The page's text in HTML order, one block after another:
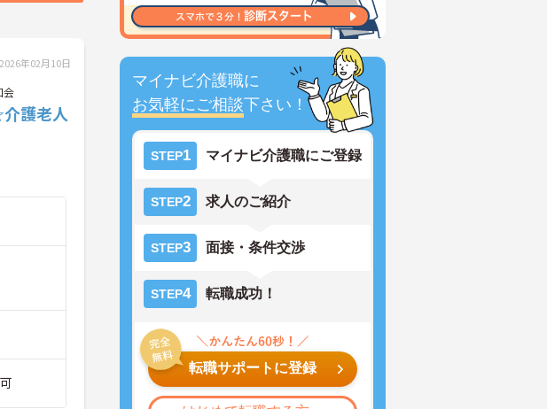
マイナビ介護職に
お気軽にご相談下さい！
STEP1 マイナビ介護職にご登録
STEP2 求人のご紹介
STEP3 面接・条件交渉
STEP4 転職成功！
転職サポートに登録
年02月10日
会
護老人